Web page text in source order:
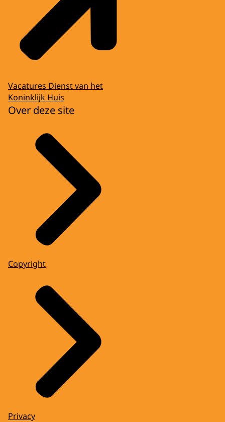
Vacatures Dienst van het
Koninklijk Huis
Over deze site
Copyright
Privacy